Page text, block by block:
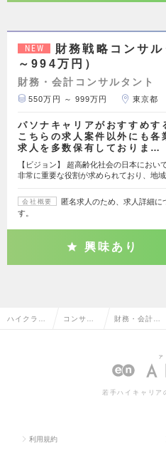
NEW
財務戦略コンサ
～994万円）
財務・会計コンサルタント
550万円 ～ 999万円 東京都
パソナキャリアがおすすめす
こちらの求人案件以外にも各
求人を多数保有しておりま…
【ビジョン】 超高齢化社会の日本にお
非常に重要な役割が求められており、地
会社概要
匿名求人のため、求人詳細に
す。
興味あり
ハイクラス コンサル 財務・会計コ
若手ハイキャリア
利用規約